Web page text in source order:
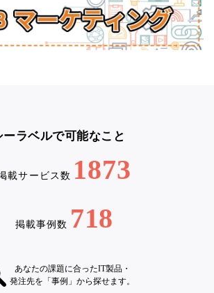
ーラベルで可能なこと
載サービス数 1873
掲載事例数 718
あなたの課題に合ったIT製品・
発注先を「事例」から探せます。